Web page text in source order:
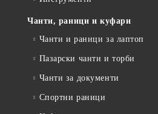
Чанти, раници и куфари
Чанти и раници за лаптоп
Пазарски чанти и торби
Чанти за документи
Спортни раници